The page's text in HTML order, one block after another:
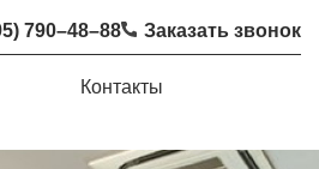
790–48–88 Заказать звонок
Контакты